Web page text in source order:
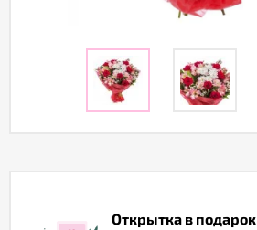
Открытка в подарок